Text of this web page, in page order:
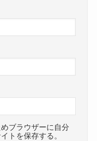
ブラウザーに自分
トを保存する。